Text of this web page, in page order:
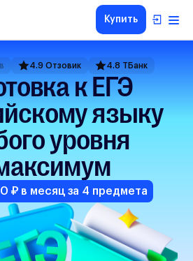
Купить
4.9 Отзовик 4.8 ТБанк
к ЕГЭ
языку
уровня
₽ в месяц за 4 предмета